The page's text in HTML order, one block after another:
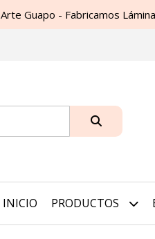
Arte Guapo - Fabricamos
INICIO PRODUCTOS